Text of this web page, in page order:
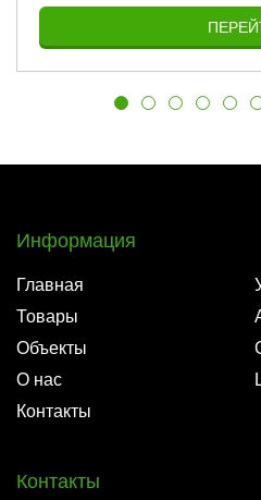
Информация
Главная
Товары
Объекты
О нас
Контакты
Контакты